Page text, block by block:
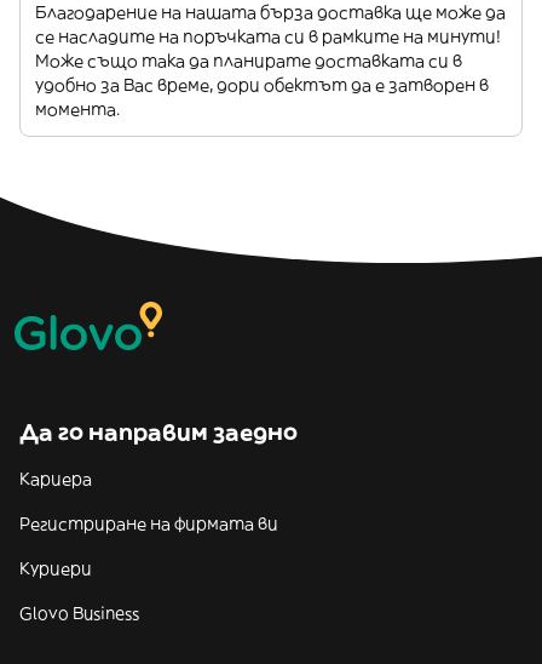
Благодарение на нашата бърза доставка ще може да
се насладите на поръчката си в рамките на минути!
Може също така да планирате доставката си в
удобно за Вас време, дори обектът да е затворен в
момента.
Да го направим заедно
Кариера
Регистриране на фирмата ви
Куриери
Glovo Business